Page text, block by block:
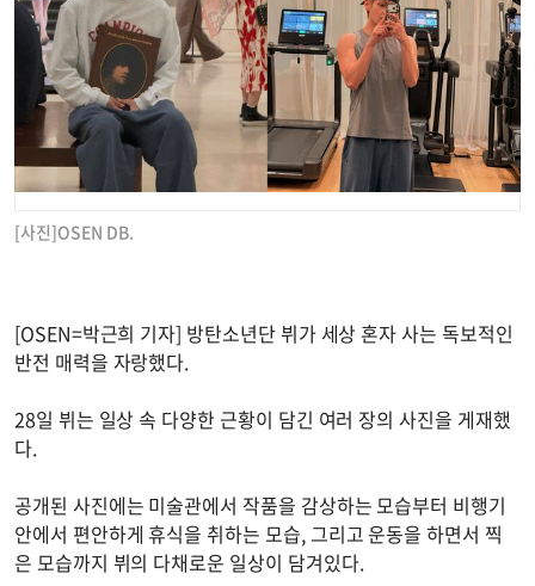
[사진]OSEN DB.
[OSEN=박근희 기자] 방탄소년단 뷔가 세상 혼자 사는 독보적인
반전 매력을 자랑했다.
28일 뷔는 일상 속 다양한 근황이 담긴 여러 장의 사진을 게재했
다.
공개된 사진에는 미술관에서 작품을 감상하는 모습부터 비행기
안에서 편안하게 휴식을 취하는 모습, 그리고 운동을 하면서 찍
은 모습까지 뷔의 다채로운 일상이 담겨있다.